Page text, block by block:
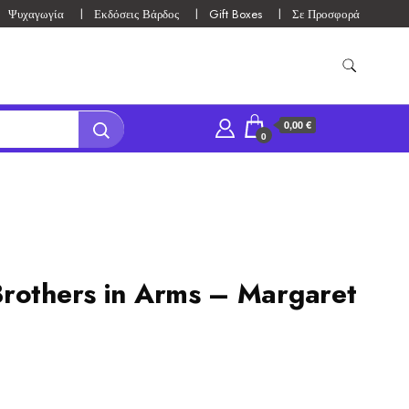
Ψυχαγωγία Εκδόσεις Βάρδος Gift Boxes Σε Προσφορά
0
0,00 €
in Arms – Margaret